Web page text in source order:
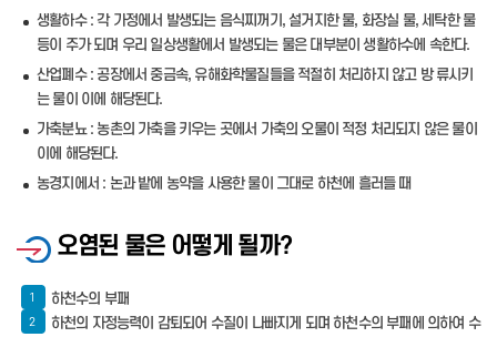
생활하수 : 각 가정에서 발생되는 음식찌꺼기, 설거지한 물, 화장실 물, 세탁한 물
등이 주가 되며 우리 일상생활에서 발생되는 물은 대부분이 생활하수에 속한다.
산업폐수 : 공장에서 중금속, 유해화학물질들을 적절히 처리하지 않고 방 류시키
는 물이 이에 해당된다.
가축분뇨 : 농촌의 가축을 키우는 곳에서 가축의 오물이 적정 처리되지 않은 물이
이에 해당된다.
농경지에서 : 논과 밭에 농약을 사용한 물이 그대로 하천에 흘러들 때
오염된 물은 어떻게 될까?
1 하천수의 부패
2
하천의 자정능력이 감퇴되어 수질이 나빠지게 되며 하천수의 부패에 의하여 수